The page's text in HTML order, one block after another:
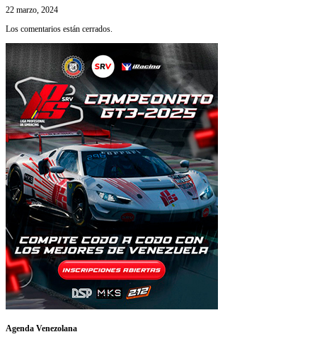
22 marzo, 2024
Los comentarios están cerrados.
Agenda Venezolana